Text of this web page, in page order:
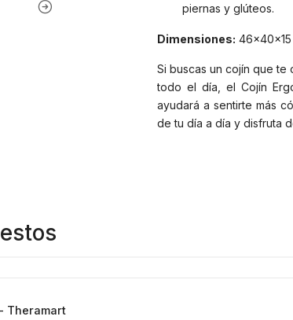
piernas y glúteos.
Dimensiones: 46x40x15
Si buscas un cojín que
todo el día, el Cojín
ayudará a sentirte más
de tu día a día y disfruta
Theramart